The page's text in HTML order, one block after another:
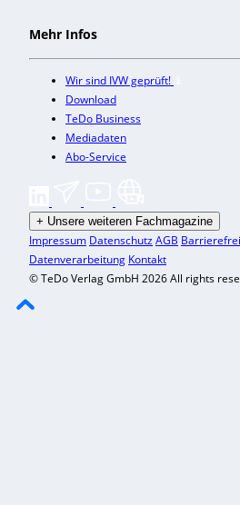
Mehr Infos
Wir sind IVW geprüft!
Download
TeDo Business
Mediadaten
Abo-Service
+ Unsere weiteren Fachmagazine
Impressum DatenschutzAGB
Datenverarbeitung Kontakt
© TeDo Verlag GmbH 2026 All rights